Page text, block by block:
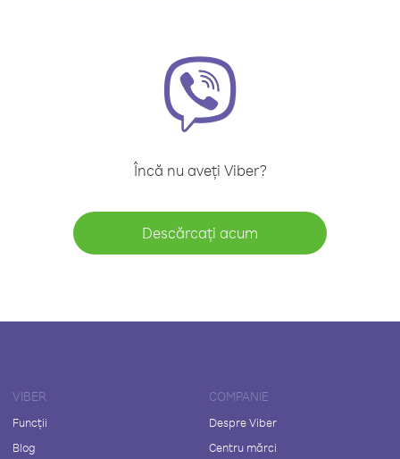
Încă nu aveți Viber?
Descărcați acum
VIBER
Funcții
Blog
COMPANIE
Despre Viber
Centru mărci